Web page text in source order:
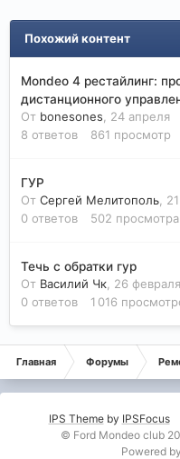
Похожий контент
Mondeo 4 рестайлинг:
дистанционного
От bonesones
24 апреля
8 ответов 861 просмотр
ГУР
От Сергей Мелитополь
0 ответов 502 просмотра
Течь с обратки гур
От Василий Чк 26 февраля
0 ответов 1 016
Главная Форумы
IPS Themeby IPSFocus
© Ford Mondeo club
Powered